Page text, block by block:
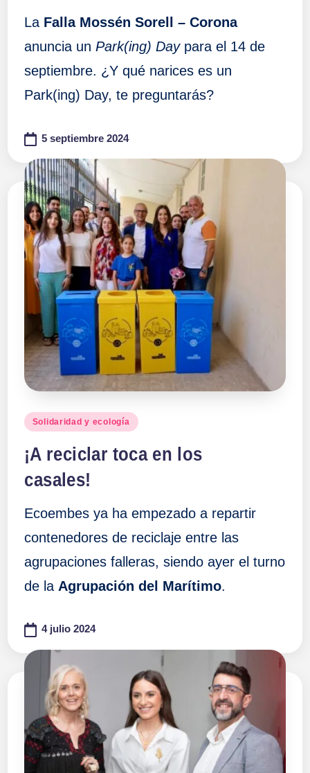
La Falla Mossén Sorell – Corona
anuncia un Park(ing) Daypara el 14 de
septiembre. ¿Y qué narices es un
Park(ing) Day, te preguntarás?
5 septiembre 2024
Publicado
Solidaridad y ecología
¡A reciclar toca en los
casales!
Ecoembes ya ha empezado a repartir
contenedores de reciclaje entre las
agrupaciones falleras, siendo ayer el turno
de la Agrupación del Marítimo.
4 julio 2024